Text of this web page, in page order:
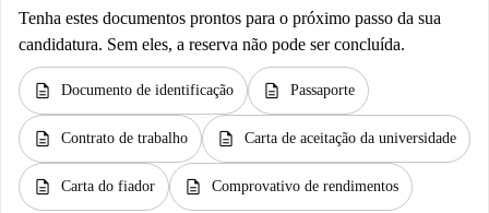
Tenha estes documentos prontos para o próximo passo da sua
candidatura. Sem eles, a reserva não pode ser concluída.
description Documento de identificação description Passaporte
description Contrato de trabalho description Carta de aceitação da universidade
description Carta do fiador description Comprovativo de rendimentos